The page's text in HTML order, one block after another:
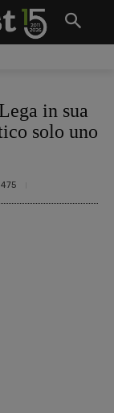
in sua
solo uno
475